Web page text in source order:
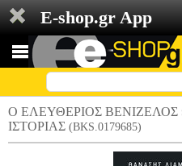
E-shop.gr App
Ο ΕΛΕΥΘΕΡΙΟΣ
ΙΣΤΟΡΙΑΣ (BKS.0179685)